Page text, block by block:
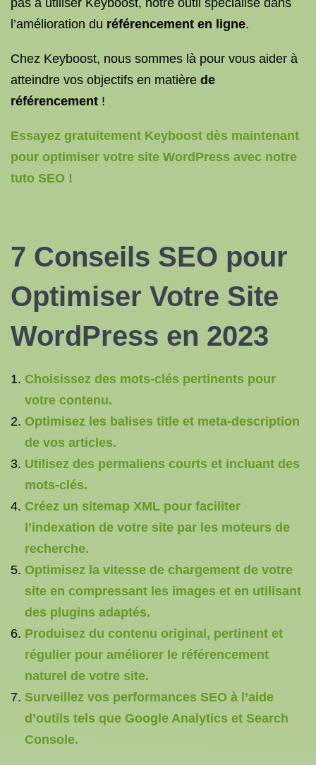
pas à utiliser Keyboost, notre outil spécialisé dans
l’amélioration du référencement en ligne.
Chez Keyboost, nous sommes là pour vous aider à
atteindre vos objectifs en matière de
référencement !
Essayez gratuitement Keyboost dès maintenant
pour optimiser votre site WordPress avec notre
tuto SEO !
7 Conseils SEO pour
Optimiser Votre Site
WordPress en 2023
Choisissez des mots-clés pertinents pour
votre contenu.
Optimisez les balises title et meta-description
de vos articles.
Utilisez des permaliens courts et incluant des
mots-clés.
Créez un sitemap XML pour faciliter
l’indexation de votre site par les moteurs de
recherche.
Optimisez la vitesse de chargement de votre
site en compressant les images et en utilisant
des plugins adaptés.
Produisez du contenu original, pertinent et
régulier pour améliorer le référencement
naturel de votre site.
Surveillez vos performances SEO à l’aide
d’outils tels que Google Analytics et Search
Console.